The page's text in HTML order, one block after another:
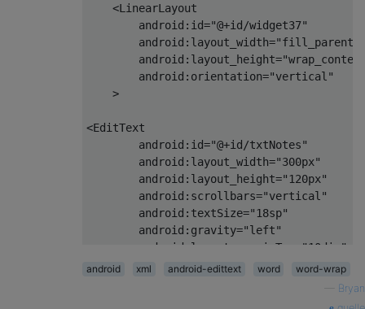
<LinearLayout
android:id="@+id/widget37"
android:layout_width="fill_parent"
android:layout_height=
android:orientation="vertical"
    >
<EditText
android:id="@+id/txtNotes"
android:layout_width="300px"
android:layout_height="120px"
android:scrollbars="vertical"
android:textSize="18sp"
android:gravity="left"
android:layout_marginTop
"10dip"
android:inputType
android xml android-edittext word
word-wrap
Bryan